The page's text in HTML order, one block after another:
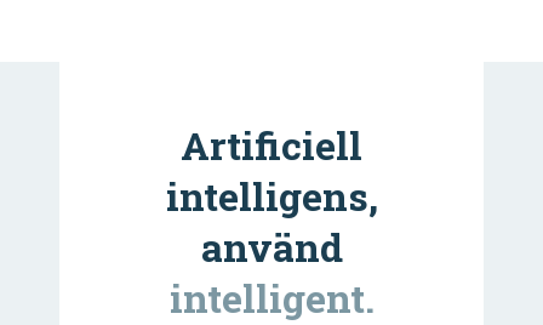
Artificiell
intelligens,
använd
intelligent.